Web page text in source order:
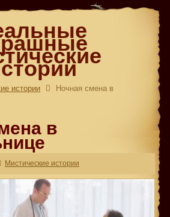
истории
Ночная смена в
в
Мистические истории